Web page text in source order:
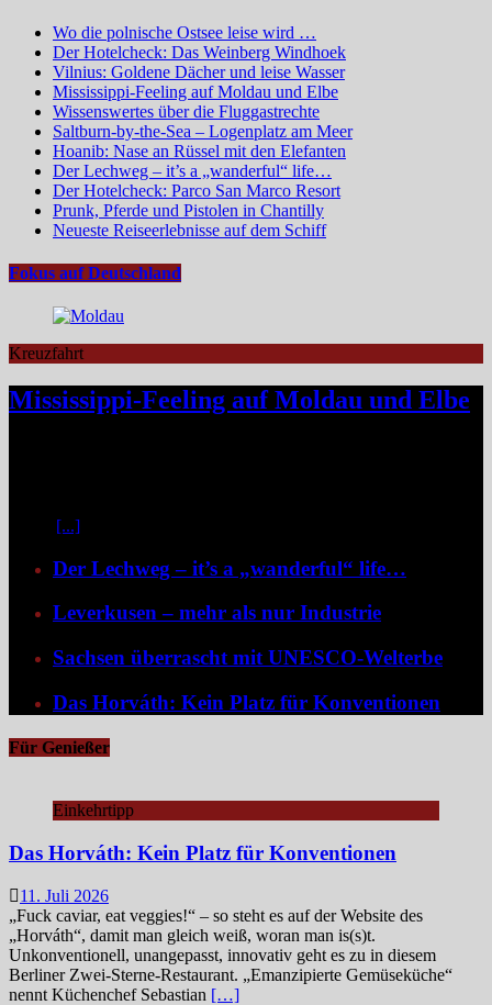
Wo die polnische Ostsee leise wird …
Der Hotelcheck: Das Weinberg Windhoek
Vilnius: Goldene Dächer und leise Wasser
Mississippi-Feeling auf Moldau und Elbe
Wissenswertes über die Fluggastrechte
Saltburn-by-the-Sea – Logenplatz am Meer
Hoanib: Nase an Rüssel mit den Elefanten
Der Lechweg – it’s a „wanderful“ life…
Der Hotelcheck: Parco San Marco Resort
Prunk, Pferde und Pistolen in Chantilly
Neueste Reiseerlebnisse auf dem Schiff
Fokus auf Deutschland
Kreuzfahrt
Mississippi-Feeling auf Moldau und Elbe
[...]
Der Lechweg – it’s a „wanderful“ life…
Leverkusen – mehr als nur Industrie
Sachsen überrascht mit UNESCO-Welterbe
Das Horváth: Kein Platz für Konventionen
Für Genießer
Einkehrtipp
Das Horváth: Kein Platz für Konventionen
11. Juli 2026
„Fuck caviar, eat veggies!“ – so steht es auf der Website des
„Horváth“, damit man gleich weiß, woran man is(s)t.
Unkonventionell, unangepasst, innovativ geht es zu in diesem
Berliner Zwei-Sterne-Restaurant. „Emanzipierte Gemüseküche“
nennt Küchenchef Sebastian […]